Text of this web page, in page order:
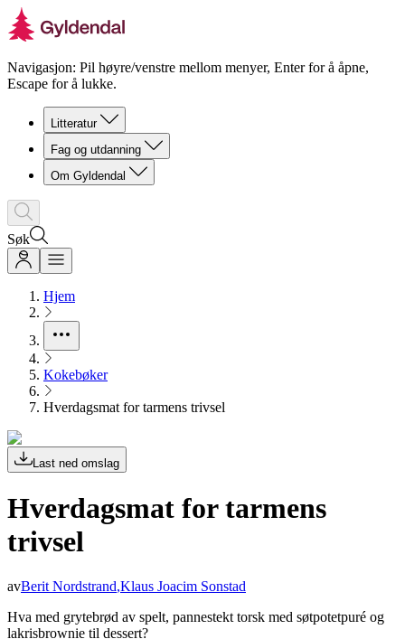
Navigasjon: Pil høyre/venstre mellom menyer, Enter for å åpne,
Escape for å lukke.
Litteratur
Fag og utdanning
Om Gyldendal
Søk
Hjem
Kokebøker
Hverdagsmat for tarmens trivsel
Last ned omslag
Hverdagsmat for tarmens
trivsel
avBerit Nordstrand,Klaus Joacim Sonstad
Hva med grytebrød av spelt, pannestekt torsk med søtpotetpuré og
lakrisbrownie til dessert?